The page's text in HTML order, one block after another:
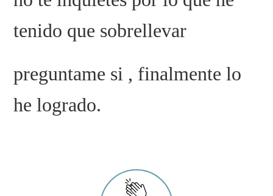
tenido que sobrellevar
preguntame si , finalmente lo
he logrado.